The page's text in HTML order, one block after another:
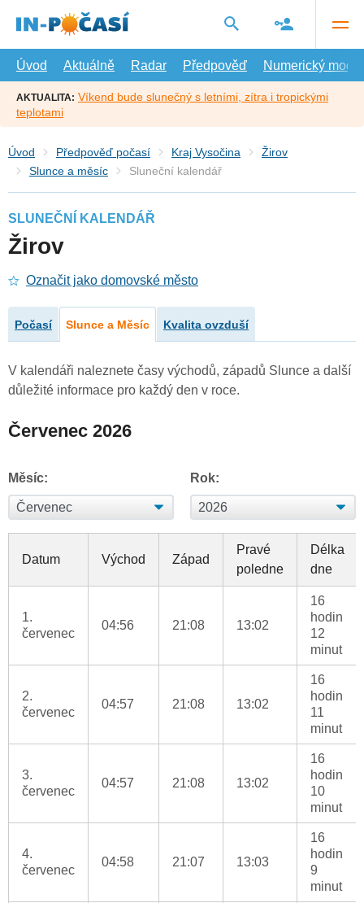
hlavní
Úvod
Aktuálně Radar Předpověď Numerický model
AKTUALITA: Víkend bude slunečný s letními, zítra i tropickými
teplotami
Úvod Předpověď počasí Kraj Vysočina
Žirov
Slunce a měsíc
Sluneční kalendář
SLUNEČNÍ KALENDÁŘ
Žirov
Označit jako domovské město
Počasí Slunce a Měsíc Kvalita ovzduší
V kalendáři naleznete časy východů, západů Slunce a další
důležité informace pro každý den v roce.
Červenec 2026
Měsíc: Rok:
Datum Východ Západ
Pravé
poledne
Délka
dne
1.
červenec
04:56 21:08 13:02
16
hodin
12
minut
2.
červenec
04:57 21:08 13:02
16
hodin
11
minut
3.
červenec
04:57 21:08 13:02
16
hodin
10
minut
4.
červenec
04:58 21:07 13:03
16
hodin
9
minut